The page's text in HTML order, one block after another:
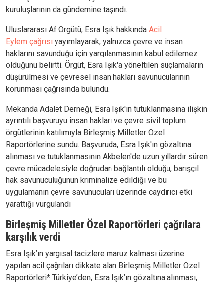
kuruluşlarının da gündemine taşındı.
Uluslararası Af Örgütü, Esra Işık hakkında Acil
Eylem çağrısı yayımlayarak, yalnızca çevre ve insan
haklarını savunduğu için yargılanmasının kabul edilemez
olduğunu belirtti. Örgüt, Esra Işık'a yöneltilen suçlamaların
düşürülmesi ve çevresel insan hakları savunucularının
korunması çağrısında bulundu.
Mekanda Adalet Derneği, Esra Işık'ın tutuklanmasına ilişkin
ayrıntılı başvuruyu insan hakları ve çevre sivil toplum
örgütlerinin katılımıyla Birleşmiş Milletler Özel
Raportörlerine sundu. Başvuruda, Esra Işık'ın gözaltına
alınması ve tutuklanmasının Akbelen'de uzun yıllardır süren
çevre mücadelesiyle doğrudan bağlantılı olduğu, barışçıl
hak savunuculuğunun kriminalize edildiği ve bu
uygulamanın çevre savunucuları üzerinde caydırıcı etki
yarattığı vurgulandı
Birleşmiş Milletler Özel Raportörleri çağrılara
karşılık verdi
Esra Işık’ın yargısal tacizlere maruz kalması üzerine
yapılan acil çağrıları dikkate alan Birleşmiş Milletler Özel
Raportörleri* Türkiye’den, Esra Işık’ın gözaltına alınması,